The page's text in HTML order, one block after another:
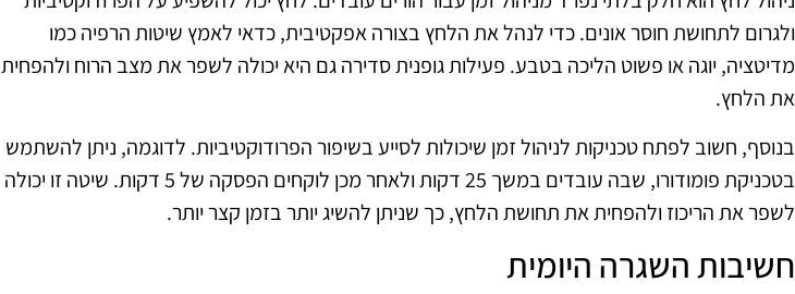
ולגרום לתחושת חוסר אונים. כדי לנהל את הלחץ בצורה אפקטיבית, כדאי לאמץ שיטות הרפיה כמו
מדיטציה, יוגה או פשוט הליכה בטבע. פעילות גופנית סדירה גם היא יכולה לשפר את מצב הרוח ולהפחית
את הלחץ.
בנוסף, חשוב לפתח טכניקות לניהול זמן שיכולות לסייע בשיפור הפרודוקטיביות. לדוגמה, ניתן להשתמש
בטכניקת פומודורו, שבה עובדים במשך 25 דקות ולאחר מכן לוקחים הפסקה של 5 דקות. שיטה זו יכולה
לשפר את הריכוז ולהפחית את תחושת הלחץ, כך שניתן להשיג יותר בזמן קצר יותר.
חשיבות השגרה היומית